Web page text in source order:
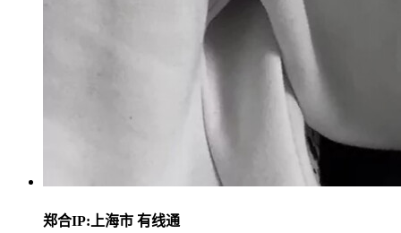
郑合IP:上海市 有线通